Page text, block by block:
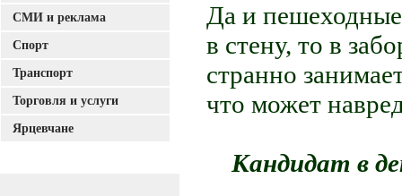
Да и
в стену, то в
странно
что может
Кандидат в
СМИ и реклама
Спорт
Транспорт
Торговля и услуги
Ярцевчане